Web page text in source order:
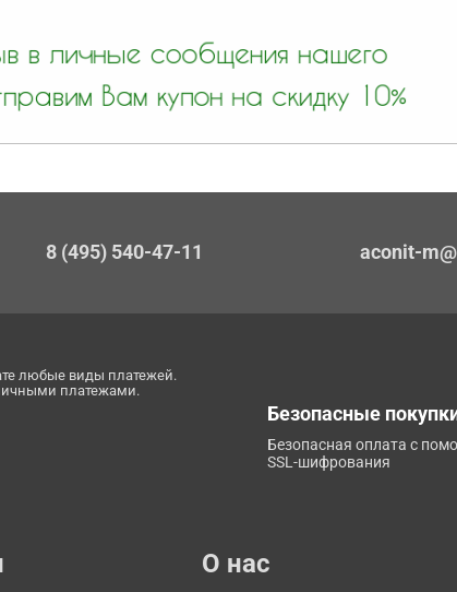
8 (495) 540-47-11 aconit-
любые виды платежей.
платежами.
Безопасные
Безопасная оплата с
SSL-шифрования
О нас